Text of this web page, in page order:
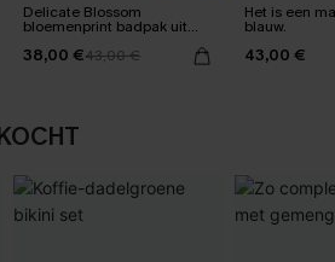
Delicate Blossom
bloemenprint badpak uit
38,00 €43,00 €
Het is een
blauw.
43,00 €